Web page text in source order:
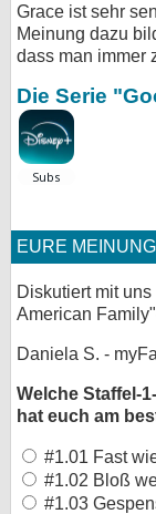
Grace ist sehr
Meinung dazu
dass man immer
Die Serie
EURE
Diskutiert mit
American
Daniela S. -
Welche Staffel-
hat euch am
#1.01 Fast
#1.02 Bloß
#1.03